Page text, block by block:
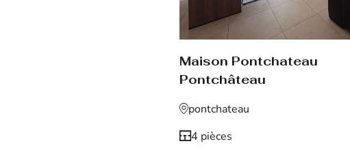
Maison Pontchateau
Pontchâteau
pontchateau
4 pièces